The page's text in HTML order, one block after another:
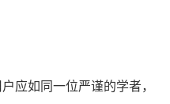
应如同一位严谨的学者，